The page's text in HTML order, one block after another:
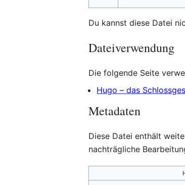
Du kannst diese Datei
Dateiverwendung
Die folgende Seite
Hugo – das
Metadaten
Diese Datei enthält
nachträgliche